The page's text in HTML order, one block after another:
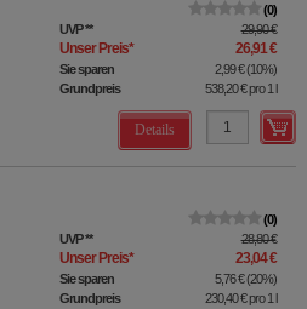
0
UVP** 29,90 €
Unser Preis* 26,91 €
Sie sparen 2,99 €(10%)
Grundpreis
538,20 €pro 1 l
Details
0
UVP** 28,80 €
Unser Preis* 23,04 €
Sie sparen 5,76 €(20%)
Grundpreis
230,40 €pro 1 l